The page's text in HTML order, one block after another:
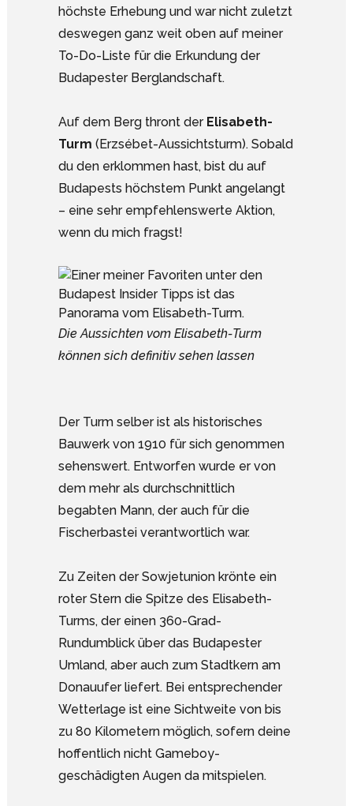
höchste Erhebung und war nicht zuletzt
deswegen ganz weit oben auf meiner
To-Do-Liste für die Erkundung der
Budapester Berglandschaft.
Auf dem Berg thront der Elisabeth-
Turm (Erzsébet-Aussichtsturm). Sobald
du den erklommen hast, bist du auf
Budapests höchstem Punkt angelangt
– eine sehr empfehlenswerte Aktion,
wenn du mich fragst!
Die Aussichten vom Elisabeth-Turm
können sich definitiv sehen lassen
Der Turm selber ist als historisches
Bauwerk von 1910 für sich genommen
sehenswert. Entworfen wurde er von
dem mehr als durchschnittlich
begabten Mann, der auch für die
Fischerbastei verantwortlich war.
Zu Zeiten der Sowjetunion krönte ein
roter Stern die Spitze des Elisabeth-
Turms, der einen 360-Grad-
Rundumblick über das Budapester
Umland, aber auch zum Stadtkern am
Donauufer liefert. Bei entsprechender
Wetterlage ist eine Sichtweite von bis
zu 80 Kilometern möglich, sofern deine
hoffentlich nicht Gameboy-
geschädigten Augen da mitspielen.